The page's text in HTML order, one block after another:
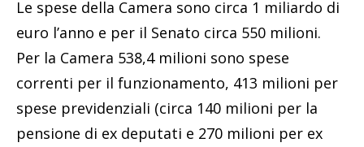
Le spese della Camera sono circa 1 miliardo di
euro l’anno e per il Senato circa 550 milioni.
Per la Camera 538,4 milioni sono spese
correnti per il funzionamento, 413 milioni per
spese previdenziali (circa 140 milioni per la
pensione di ex deputati e 270 milioni per ex